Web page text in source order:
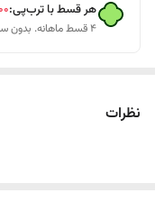
هر قسط با ترب‌پی:
۴ قسط ماهانه. بدون سود، چک و ضامن.
نظرات